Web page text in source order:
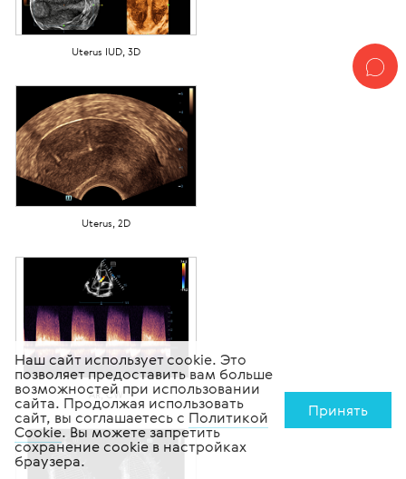
Uterus IUD, 3D
Uterus, 2D
AR, CW
Наш сайт использует cookie. Это
позволяет предоставить вам больше
возможностей при использовании
сайта. Продолжая использовать
сайт, вы соглашаетесь с Политикой
Cookie. Вы можете запретить
сохранение cookie в настройках
браузера.
Принять